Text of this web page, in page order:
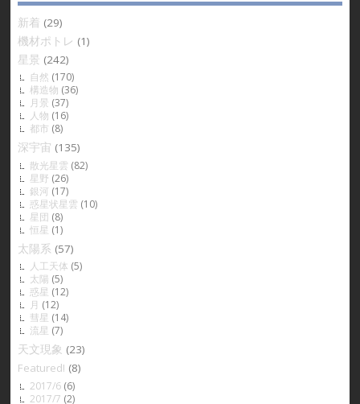
新着 (29)
機材ポトレ (1)
星景 (242)
自然 (170)
構造物 (36)
月景 (37)
人物 (16)
都市 (8)
深宇宙 (135)
散光星雲 (82)
星野 (26)
銀河 (17)
惑星状星雲 (10)
星団 (8)
恒星 (1)
太陽系 (57)
人工天体 (5)
太陽 (5)
惑星 (12)
月 (12)
彗星 (14)
流星 (7)
天文現象 (23)
Featured! (8)
2017/6(6)
2017/7 (2)